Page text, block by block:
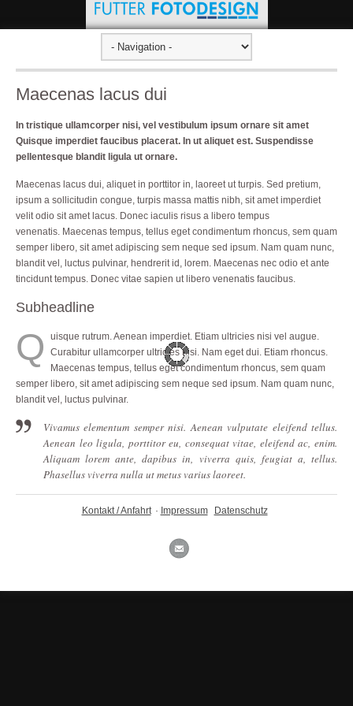
Maecenas lacus dui
In tristique ullamcorper nisi, vel vestibulum ipsum ornare sit amet
Quisque imperdiet faucibus placerat. In ut aliquet est. Suspendisse
pellentesque blandit ligula ut ornare.
Maecenas lacus dui, aliquet in porttitor in, laoreet ut turpis. Sed pretium,
ipsum a sollicitudin congue, turpis massa mattis nibh, sit amet imperdiet
velit odio sit amet lacus. Donec iaculis risus a libero tempus
venenatis. Maecenas tempus, tellus eget condimentum rhoncus, sem quam
semper libero, sit amet adipiscing sem neque sed ipsum. Nam quam nunc,
blandit vel, luctus pulvinar, hendrerit id, lorem. Maecenas nec odio et ante
tincidunt tempus. Donec vitae sapien ut libero venenatis faucibus.
Subheadline
Q
uisque rutrum. Aenean imperdiet. Etiam ultricies nisi vel augue.
Curabitur ullamcorper ultricies nisi. Nam eget dui. Etiam rhoncus.
Maecenas tempus, tellus eget condimentum rhoncus, sem quam
semper libero, sit amet adipiscing sem neque sed ipsum. Nam quam nunc,
blandit vel, luctus pulvinar.
Vivamus elementum semper nisi. Aenean vulputate eleifend tellus.
Aenean leo ligula, porttitor eu, consequat vitae, eleifend ac, enim.
Aliquam lorem ante, dapibus in, viverra quis, feugiat a, tellus.
Phasellus viverra nulla ut metus varius laoreet.
Kontakt / Anfahrt · Impressum Datenschutz